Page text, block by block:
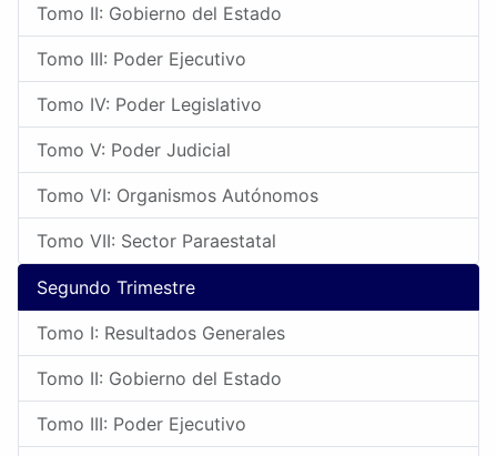
Tomo II: Gobierno del Estado
Tomo III: Poder Ejecutivo
Tomo IV: Poder Legislativo
Tomo V: Poder Judicial
Tomo VI: Organismos Autónomos
Tomo VII: Sector Paraestatal
Segundo Trimestre
Tomo I: Resultados Generales
Tomo II: Gobierno del Estado
Tomo III: Poder Ejecutivo